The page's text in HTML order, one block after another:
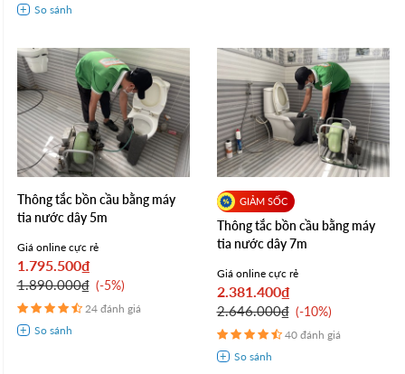
Thông tắc bồn cầu bằng máy
tia nước dây 5m
Giá online cực rẻ
1.795.500₫
1.890.000₫ -5%
24 đánh giá
Thông tắc bồn cầu bằng máy
tia nước dây 7m
Giá online cực rẻ
2.381.400₫
2.646.000₫ -10%
40 đánh giá